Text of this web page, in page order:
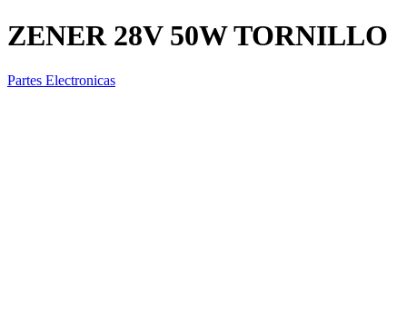
ZENER 28V 50W TORNILLO
Partes Electronicas